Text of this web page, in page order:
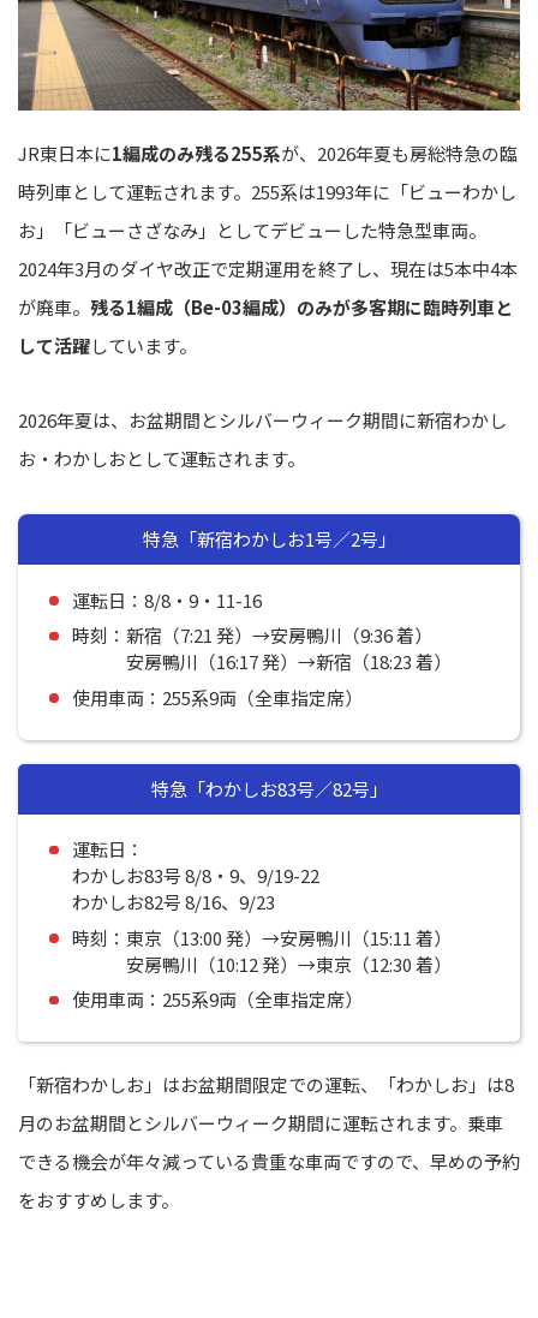
JR東日本に1編成のみ残る255系が、2026年夏も房総特急の臨
時列車として運転されます。255系は1993年に「ビューわかし
お」「ビューさざなみ」としてデビューした特急型車両。
2024年3月のダイヤ改正で定期運用を終了し、現在は5本中4本
が廃車。 残る1編成（Be-03編成）のみが多客期に臨時列車と
して活躍しています。
2026年夏は、お盆期間とシルバーウィーク期間に新宿わかし
お・わかしおとして運転されます。
特急「新宿わかしお1号／2号」
運転日：8/8・9・11-16
時刻：新宿（7:21 発）→安房鴨川（9:36 着）
安房鴨川（16:17 発）→新宿（18:23 着）
使用車両：255系9両（全車指定席）
特急「わかしお83号／82号」
運転日：
わかしお83号 8/8・9、9/19-22
わかしお82号 8/16、9/23
時刻：東京（13:00 発）→安房鴨川（15:11 着）
安房鴨川（10:12 発）→東京（12:30 着）
使用車両：255系9両（全車指定席）
「新宿わかしお」はお盆期間限定での運転、「わかしお」は8
月のお盆期間とシルバーウィーク期間に運転されます。乗車
できる機会が年々減っている貴重な車両ですので、早めの予約
をおすすめします。